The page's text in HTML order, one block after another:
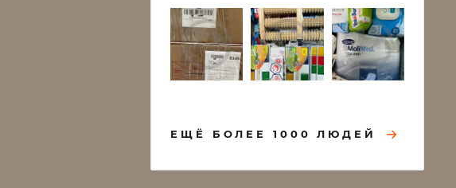
ЕЩЁ БОЛЕЕ 1000 ЛЮДЕЙ